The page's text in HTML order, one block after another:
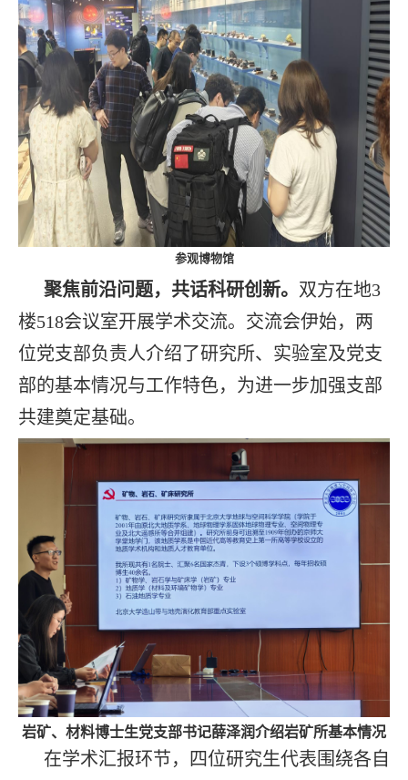
参观博物馆
聚焦前沿问题，共话科研创新。 双方在地3
楼518会议室开展学术交流。交流会伊始，两
位党支部负责人介绍了研究所、实验室及党支
部的基本情况与工作特色，为进一步加强支部
共建奠定基础。
岩矿、材料博士生党支部书记薛泽润介绍岩矿所基本情况
在学术汇报环节，四位研究生代表围绕各自